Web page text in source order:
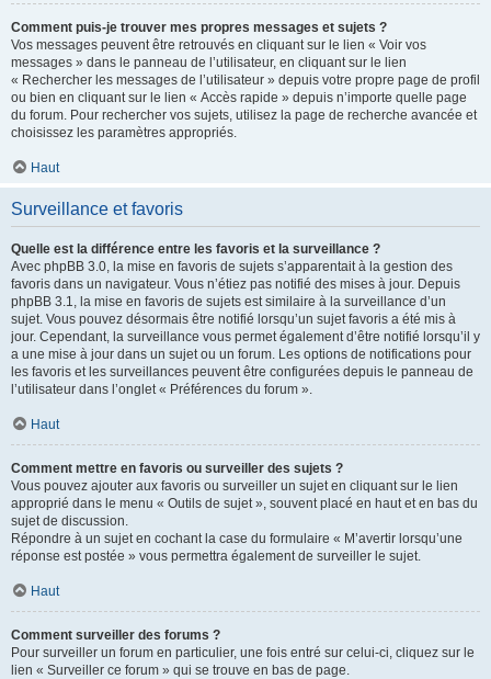
Comment puis-je trouver mes propres messages et sujets ?
Vos messages peuvent être retrouvés en cliquant sur le lien « Voir vos
messages » dans le panneau de l’utilisateur, en cliquant sur le lien
« Rechercher les messages de l’utilisateur » depuis votre propre page de profil
ou bien en cliquant sur le lien « Accès rapide » depuis n’importe quelle page
du forum. Pour rechercher vos sujets, utilisez la page de recherche avancée et
choisissez les paramètres appropriés.
Haut
Surveillance et favoris
Quelle est la différence entre les favoris et la surveillance ?
Avec phpBB 3.0, la mise en favoris de sujets s’apparentait à la gestion des
favoris dans un navigateur. Vous n’étiez pas notifié des mises à jour. Depuis
phpBB 3.1, la mise en favoris de sujets est similaire à la surveillance d’un
sujet. Vous pouvez désormais être notifié lorsqu’un sujet favoris a été mis à
jour. Cependant, la surveillance vous permet également d’être notifié lorsqu’il y
a une mise à jour dans un sujet ou un forum. Les options de notifications pour
les favoris et les surveillances peuvent être configurées depuis le panneau de
l’utilisateur dans l’onglet « Préférences du forum ».
Haut
Comment mettre en favoris ou surveiller des sujets ?
Vous pouvez ajouter aux favoris ou surveiller un sujet en cliquant sur le lien
approprié dans le menu « Outils de sujet », souvent placé en haut et en bas du
sujet de discussion.
Répondre à un sujet en cochant la case du formulaire « M’avertir lorsqu’une
réponse est postée » vous permettra également de surveiller le sujet.
Haut
Comment surveiller des forums ?
Pour surveiller un forum en particulier, une fois entré sur celui-ci, cliquez sur le
lien « Surveiller ce forum » qui se trouve en bas de page.